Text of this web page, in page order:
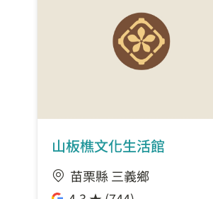
山板樵文化生活館
苗栗縣 三義鄉